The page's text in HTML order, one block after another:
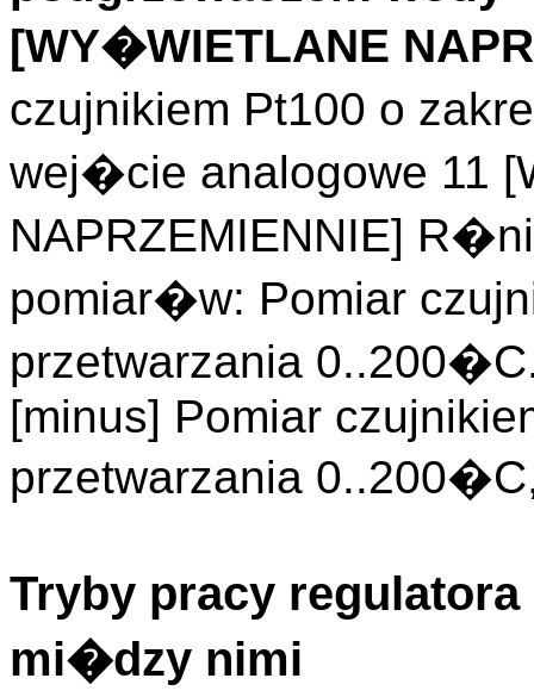
[WY�WIETLANE
czujnikiem Pt100 o
wej�cie analogowe 11
NAPRZEMIENNIE]
pomiar�w: Pomiar
przetwarzania
[minus] Pomiar
przetwarzania
Tryby pracy
mi�dzy nimi